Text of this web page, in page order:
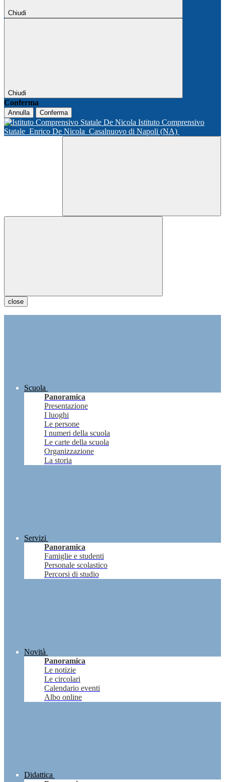
Chiudi
Chiudi
Conferma
Annulla Conferma
Istituto Comprensivo
Statale Enrico De Nicola Casalnuovo di Napoli (NA)
close
Scuola
Panoramica
Presentazione
I luoghi
Le persone
I numeri della scuola
Le carte della scuola
Organizzazione
La storia
Servizi
Panoramica
Famiglie e studenti
Personale scolastico
Percorsi di studio
Novità
Panoramica
Le notizie
Le circolari
Calendario eventi
Albo online
Didattica